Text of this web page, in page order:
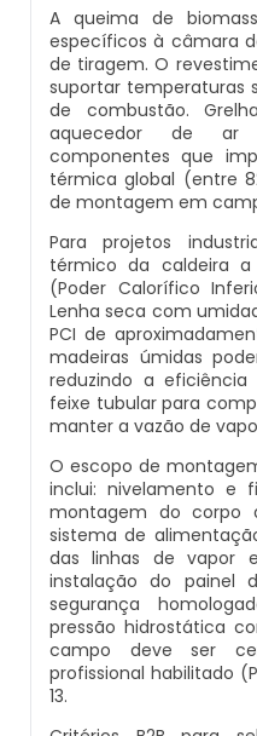
Caldeiraria Pesada
Caldeiras De
Caldeiras E
Caldeiras E Vasos
Comprar Caldeira
Controle E
Curso De
Caldeiras
Curso Operação De
Curso Treinamento
Operação De
Economizador Para
Vasos De Pressão
Inspeção De
Pressão
Inspeção
Inspeção
Tubulação
Inspeção Em
Inspeção Em
Inspeção Nas
Inspeção Periodica
Manutenção E
Plano De Inspeção
Manutenção
Montagem Caldeiras
Montagem De
Montagem De
Montagem De
Montagem De
Montagem De
Montagem De
Montagem De
Montagem De
Preço Montagem De
Compra E Venda
Comprar Caldeira A
Comprar Caldeira
Distribuidor De
Empresa De
Fabrica De Caldeira
Fabricante De
Ferro Com Caldeira
Fornecedor De
Onde Comprar
Peças Para Caldeira
Fornecedor De
Manutenção De
Onde Comprar
Peças Para Caldeira
Queimador De
Queimador Para
Serviço De
Valor Caldeira A Gás
Venda Caldeira A Gás
Peças De Caldeiras
Melhor Caldeira Gás
A queima de
específicos à câmara
de tiragem. O
suportar temperaturas
de combustão.
aquecedor de ar
componentes que
térmica global (entre
de montagem em
Para projetos
térmico da caldeira
(Poder Calorífico
Lenha seca com
PCI de
madeiras úmidas
reduzindo a
feixe tubular para
manter a vazão de
O escopo de
inclui: nivelamento e
montagem do corpo
sistema de
das linhas de vapor
instalação do painel
segurança
pressão hidrostática
campo deve ser
profissional habilitado
13.